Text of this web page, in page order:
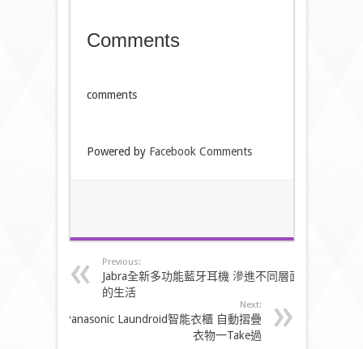
Comments
comments
Powered by Facebook Comments
Previous:
Jabra全新多功能藍牙耳機 滲進不同層面
的生活
Next:
Panasonic Laundroid智能衣櫃 自動摺疊
衣物一Take過